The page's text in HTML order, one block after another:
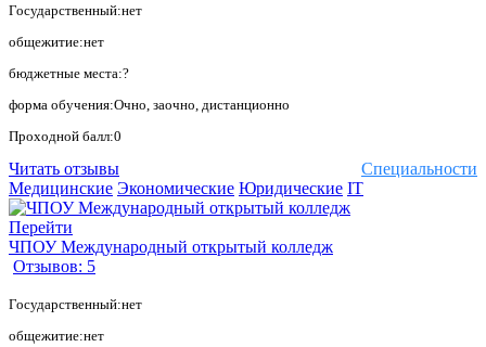
Государственный:нет
общежитие:нет
бюджетные места:?
форма обучения:Очно, заочно, дистанционно
Проходной балл:0
Специальности
Читать отзывы
Медицинские Экономические Юридические IT
Перейти
ЧПОУ Международный открытый колледж
Отзывов: 5
Государственный:нет
общежитие:нет